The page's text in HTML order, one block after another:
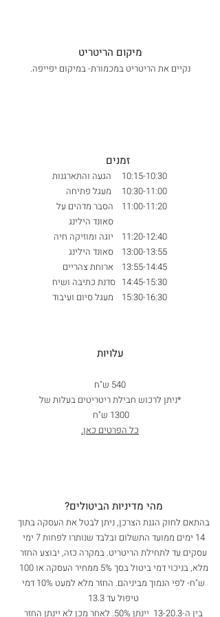
מיקום הריטריט
נקיים את הריטריט במכמורת- במיקום יפייפה.
זמנים
10:15-10:30 הגעה והתארגנות
10:30-11:00 מעגל פתיחה
11:00-11:20 הסבר מדהים על
סאונד הילינג
11:20-12:40 יוגה ומוזיקה חיה
13:00-13:55 סאונד הילינג
13:55-14:45 ארוחת צהריים
14:45-15:30 סדנת כתיבה ושיח
15:30-16:30 מעגל סיום ועיבוד
עלויות
540 ש"ח
*ניתן לרכוש חבילת ריטריטים בעלות של
1300 ש"ח
כל הפרטים כאן.
מהי מדיניות הביטולים?
בהתאם לחוק הגנת הצרכן, ניתן לבטל את העסקה בתוך
14 ימים ממועד התשלום ובלבד שנותרו לפחות 7 ימי
עסקים עד לתחילת הריטריט. במקרה כזה, יבוצע החזר
מלא, בניכוי דמי ביטול בסך 5% ממחיר העסקה או 100
ש"ח- לפי הנמוך מביניהם. החזר מלא למעט 10% דמי
טיפול עד 13.3
בין ה-13-20.3 יינתן 50%. לאחר מכן לא יינתן החזר